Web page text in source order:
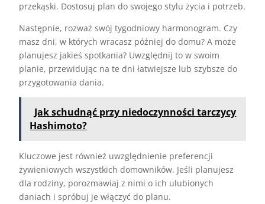
przekąski. Dostosuj plan do swojego stylu życia i potrzeb.
Następnie, rozważ swój tygodniowy harmonogram. Czy
masz dni, w których wracasz później do domu? A może
planujesz jakieś spotkania? Uwzględnij to w swoim
planie, przewidując na te dni łatwiejsze lub szybsze do
przygotowania dania.
Jak schudnąć przy niedoczynności tarczycy
Hashimoto?
Kluczowe jest również uwzględnienie preferencji
żywieniowych wszystkich domowników. Jeśli planujesz
dla rodziny, porozmawiaj z nimi o ich ulubionych
daniach i spróbuj je włączyć do planu.